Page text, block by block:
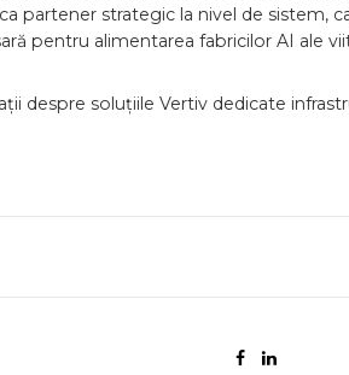
partener strategic la nivel de sistem,
pentru alimentarea fabricilor AI ale
despre soluțiile Vertiv dedicate